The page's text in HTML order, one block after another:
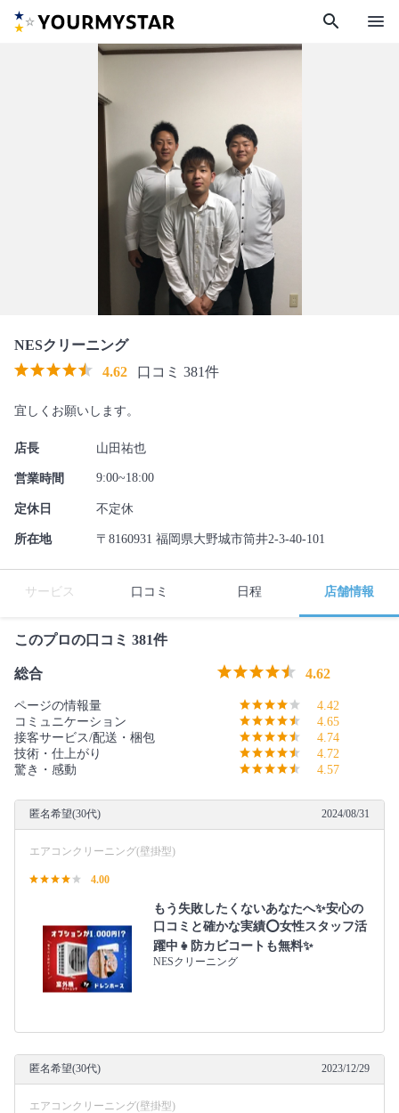
search menu
NESクリーニング
4.62
口コミ 381件
宜しくお願いします。
店長 山田祐也
営業時間 9:00~18:00
定休日 不定休
所在地 〒8160931 福岡県大野城市筒井2-3-40-101
サービス 口コミ 日程 店舗情報
このプロの口コミ 381件
総合 4.62
ページの情報量
4.42
コミュニケーション
4.65
接客サービス/配送・梱包
4.74
技術・仕上がり
4.72
驚き・感動
4.57
匿名希望(30代) 2024/08/31
エアコンクリーニング(壁掛型)
4.00
もう失敗したくないあなたへ✨安心の
口コミと確かな実績⭕女性スタッフ活
躍中👧防カビコートも無料✨
NESクリーニング
匿名希望(30代) 2023/12/29
エアコンクリーニング(壁掛型)